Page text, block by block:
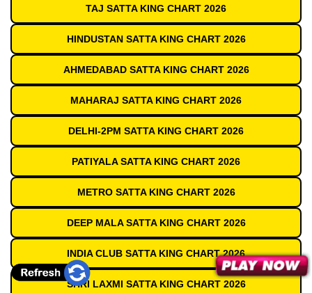
TAJ SATTA KING CHART 2026
HINDUSTAN SATTA KING CHART 2026
AHMEDABAD SATTA KING CHART 2026
MAHARAJ SATTA KING CHART 2026
DELHI-2PM SATTA KING CHART 2026
PATIYALA SATTA KING CHART 2026
METRO SATTA KING CHART 2026
DEEP MALA SATTA KING CHART 2026
INDIA CLUB SATTA KING CHART 2026
SHRI LAXMI SATTA KING CHART 2026